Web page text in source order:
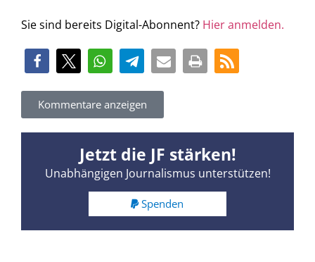
Sie sind bereits Digital-Abonnent? Hier anmelden.
Kommentare anzeigen
Jetzt die JF stärken!
Unabhängigen Journalismus unterstützen!
Spenden